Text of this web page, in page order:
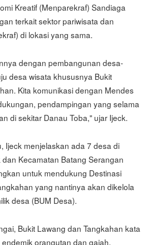
Kreatif (Menparekraf) Sandiaga
terkait sektor pariwisata dan
di lokasi yang sama.
dengan pembangunan desa-
desa wisata khususnya Bukit
Kita komunikasi dengan Mendes
pendampingan yang selama
di sekitar Danau Toba," ujar Ijeck.
Ijeck menjelaskan ada 7 desa di
Kecamatan Batang Serangan
untuk mendukung Destinasi
yang nantinya akan dikelola
desa (BUM Desa).
Bukit Lawang dan Tangkahan kata
orangutan dan gajah.